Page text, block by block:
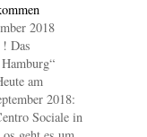
2018
Das
am
2018:
Sociale in